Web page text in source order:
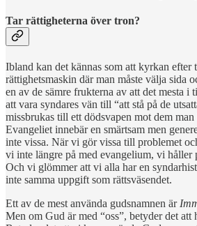
Tar rättigheterna över tron?
Ibland kan det kännas som att kyrkan efter
rättighetsmaskin där man måste välja sida
en av de sämre frukterna av att det mesta i
att vara syndares vän till “att stå på de
missbrukas till ett dödsvapen mot dem
Evangeliet innebär en smärtsam men
inte vissa. När vi gör vissa till problemet
vi inte längre på med evangelium, vi håller
Och vi glömmer att vi alla har en
inte samma uppgift som rättsväsendet.
Ett av de mest använda gudsnamnen är
Men om Gud är med “oss”, betyder det att